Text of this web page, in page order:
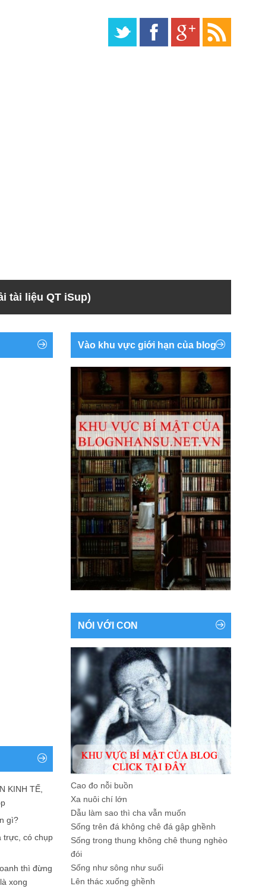
tài liệu QT iSup)
KINH TẾ,
gì?
trực, có chụp
thì đừng
xong
Vào khu vực giới hạn của blog
NÓI VỚI CON
Cao đo nỗi buồn
Xa nuôi chí lớn
Dẫu làm sao thì cha vẫn muốn
Sống trên đá không chê đá gập ghềnh
Sống trong thung không chê thung nghèo
đói
Sống như sông như suối
Lên thác xuống ghềnh